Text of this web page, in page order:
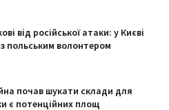
від російської атаки: у Києві
польським волонтером
почав шукати склади для
є потенційних площ